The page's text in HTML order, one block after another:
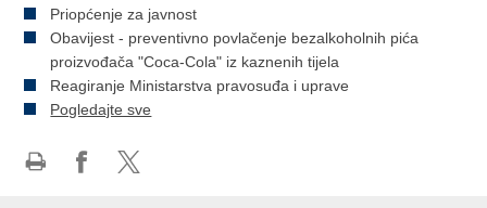
Priopćenje za javnost
Obavijest - preventivno povlačenje bezalkoholnih pića
proizvođača "Coca-Cola" iz kaznenih tijela
Reagiranje Ministarstva pravosuđa i uprave
Pogledajte sve